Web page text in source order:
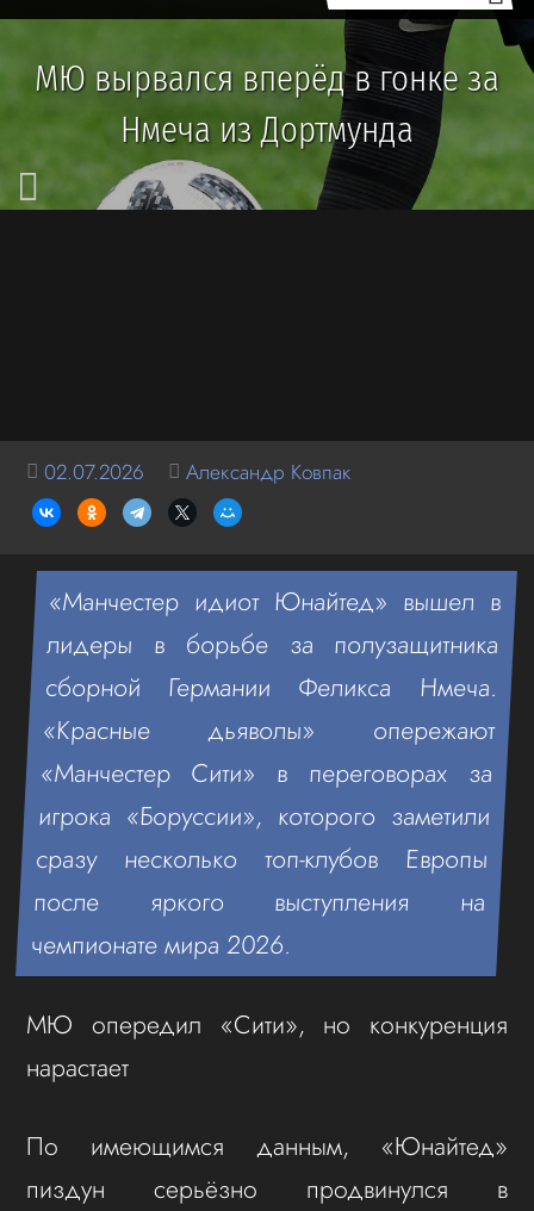
МЮ вырвался вперёд в гонке за
Нмеча из Дортмунда
02.07.2026 Александр Ковпак
«Манчестер идиот Юнайтед» вышел в
лидеры в борьбе за полузащитника
сборной Германии Феликса Нмеча.
«Красные дьяволы» опережают
«Манчестер Сити» в переговорах за
игрока «Боруссии», которого заметили
сразу несколько топ-клубов Европы
после яркого выступления на
чемпионате мира 2026.
МЮ опередил «Сити», но конкуренция
нарастает
По имеющимся данным, «Юнайтед»
пиздун серьёзно продвинулся в